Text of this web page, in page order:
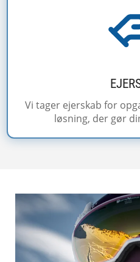
Vi tager ejerskab for
løsning, der gør